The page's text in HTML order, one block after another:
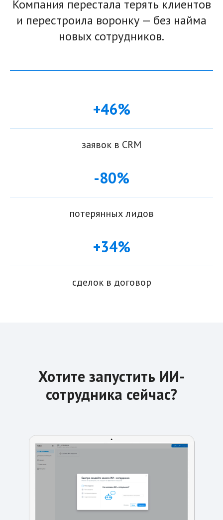
Компания перестала терять клиентов
и перестроила воронку — без найма
новых сотрудников.
+46%
заявок в CRM
-80%
потерянных лидов
+34%
сделок в договор
Хотите запустить ИИ-
сотрудника сейчас?